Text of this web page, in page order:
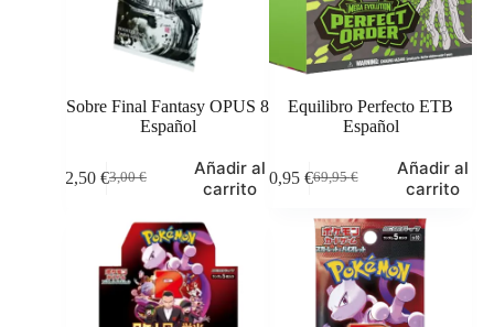
Sobre Final Fantasy OPUS 8
Español
3,00€
El
original
era:
3,00 €.
2,50 €El
actual
es:
2,50 €.
Añadir al
carrito
Equilibro Perfecto ETB
Español
69,95€
El
original
era:
69,95 €.
60,95 €El
actual
es:
60,95 €.
Añadir al
carrito